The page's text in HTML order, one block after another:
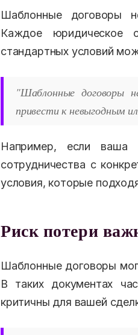
Шаблонные договоры
Каждое юридическое
стандартных условий
"Шаблонные договоры
привести к невыгодным
Например, если ваша
сотрудничества с
условия, которые
Риск потери
Шаблонные договоры
В таких документах
критичны для вашей